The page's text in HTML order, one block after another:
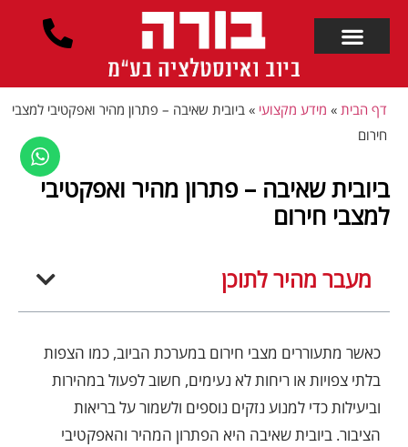
דף הבית» מידע מקצועי » ביובית שאיבה – פתרון מהיר ואפקטיבי למצבי
חירום
ביובית שאיבה – פתרון מהיר ואפקטיבי
למצבי חירום
מעבר מהיר לתוכן
כאשר מתעוררים מצבי חירום במערכת הביוב, כמו הצפות
בלתי צפויות או ריחות לא נעימים, חשוב לפעול במהירות
וביעילות כדי למנוע נזקים נוספים ולשמור על בריאות
הציבור. ביובית שאיבה היא הפתרון המהיר והאפקטיבי